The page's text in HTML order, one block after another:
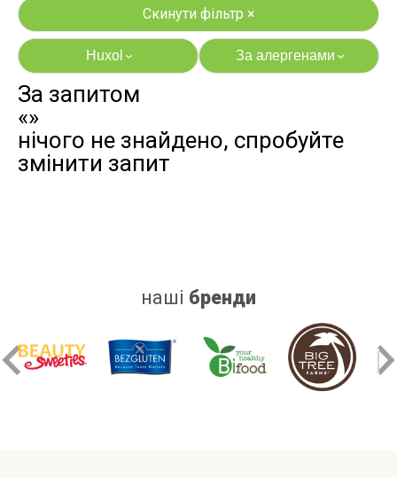
Скинути фільтр ×
Huxol› За алергенами›
яєць
дріжджів
За запитом
«»
нічого не знайдено, спробуйте
змінити запит
наші бренди